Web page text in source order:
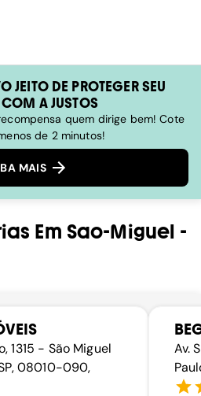
JEITO DE PROTEGER SEU
A JUSTOS
quem dirige bem! Cote
de 2 minutos!
MAIS
Em Sao-Miguel -
1315 - São Miguel
08010-090,
Av.